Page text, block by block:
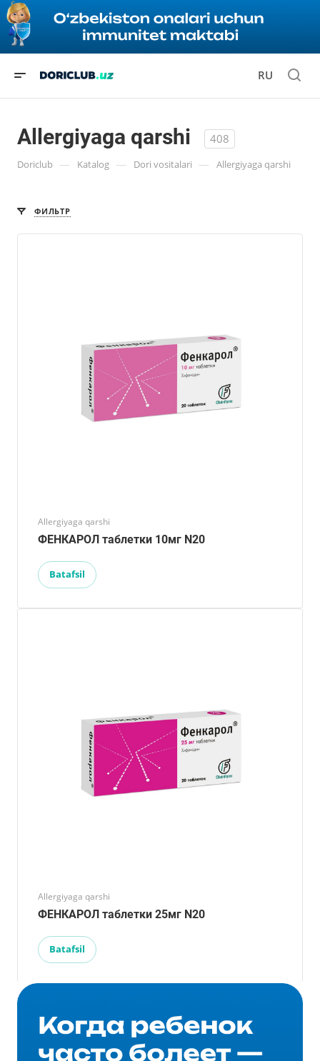
RU
Allergiyaga qarshi 408
Doriclub — Katalog — Dori vositalari — Allergiyaga qarshi
ФИЛЬТР
Allergiyaga qarshi
ФЕНКАРОЛ таблетки 10мг N20
Batafsil
Allergiyaga qarshi
ФЕНКАРОЛ таблетки 25мг N20
Batafsil